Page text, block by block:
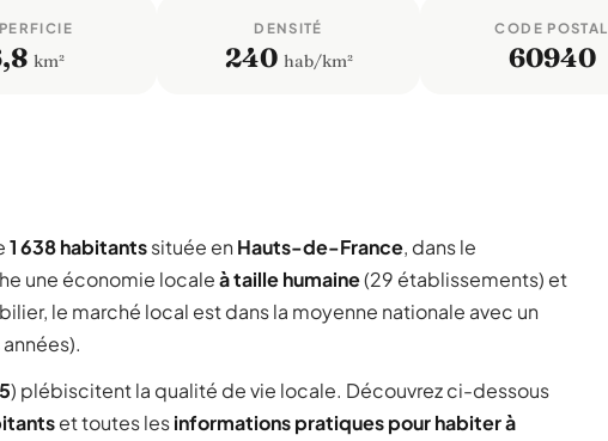
km²
DENSITÉ
240 hab/km²
CODE POSTAL
60940
1 638 habitantssituée en Hauts-de-France, dans le
une économie localeà taille humaine(29 établissements) et
le marché local est dans la moyenne nationale avec un
) plébiscitent la qualité de vie locale. Découvrez ci-dessous
et toutes lesinformations pratiques pour habiter à